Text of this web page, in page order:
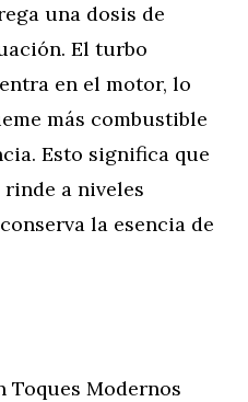
una dosis de
El turbo
en el motor, lo
más combustible
Esto significa que
a niveles
la esencia de
Toques Modernos